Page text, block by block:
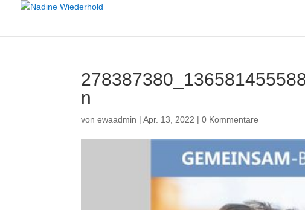
n
vonewaadmin |Apr. 13, 2022 |0 Kommentare